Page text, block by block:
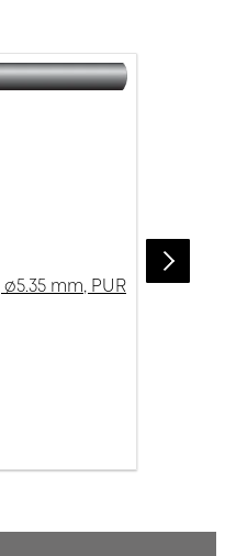
mm, PUR